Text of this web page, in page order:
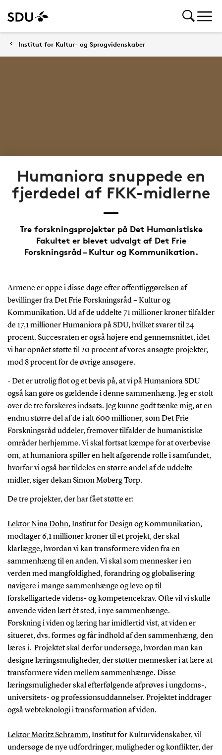
Institut for Kultur- og Sprogvidenskaber
Humaniora snuppede en
fjerdedel af FKK-midlerne
Tre forskningsprojekter på Det Humanistiske
Fakultet er blevet udvalgt af Det Frie
Forskningsråd – Kultur og Kommunikation.
Armene er oppe i disse dage efter offentliggørelsen af
bevillinger fra Det Frie Forskningsråd – Kultur og
Kommunikation. Ud af de uddelte 71 millioner kroner tilfalder
de 17,1 millioner Humaniora på SDU, hvilket svarer til 24
procent. Succesraten er også højere end gennemsnittet, idet
vi har opnået støtte til 20 procent af vores ansøgte projekter,
mod 8 procent for de øvrige ansøgere.
- Det er utrolig flot og et bevis på, at vi på Humaniora SDU
også kan gøre os gældende i denne sammenhæng. Jeg er stolt
over de tre forskeres indsats. Jeg kunne godt tænke mig, at en
endnu større del af de i alt 600 millioner, som Det Frie
Forskningsråd uddeler, fremover tilfalder de humanistiske
områder herhjemme. Vi skal fortsat kæmpe for at overbevise
om, at humaniora spiller en helt afgørende rolle i samfundet,
hvorfor vi også bør tildeles en større andel af de uddelte
midler, siger dekan Simon Møberg Torp.
De tre projekter, der har fået støtte er:
Lektor Nina Dohn, Institut for Design og Kommunikation,
modtager 6,1 millioner kroner til et projekt, der skal
klarlægge, hvordan vi kan transformere viden fra en
sammenhæng til en anden. Vi skal som mennesker i en
verden med mangfoldighed, forandring og globalisering
navigere i mange sammenhænge og leve op til
forskelligartede videns- og kompetencekrav. Ofte vil vi skulle
anvende viden lært ét sted, i nye sammenhænge.
Forskning i viden og læring har imidlertid vist, at viden er
situeret, dvs. formes og får indhold af den sammenhæng, den
læres i. Projektet skal derfor undersøge, hvordan man kan
designe læringsmuligheder, der støtter mennesker i at lære at
transformere viden mellem sammenhænge. Disse
læringsmuligheder skal efterfølgende afprøves i ungdoms-,
universitets- og professionsuddannelser. Projektet inddrager
også webteknologi i transformation af viden.
Lektor Moritz Schramm, Institut for Kulturvidenskaber, vil
undersøge de nye udfordringer, muligheder og konflikter, der